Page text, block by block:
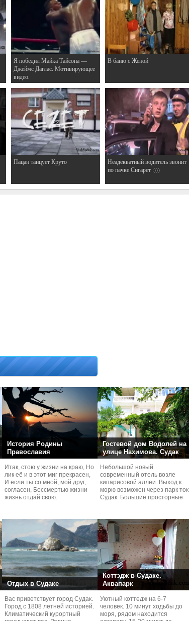
Я победил Майка Тайсона —
Джеймс Даглас. Мотивирующее
видео.
В баню с Женой
Пацан танцует Круто
Неадекватный водитель звонит
по пачке Сигарет :)))
История Родины
Православия
Итак, стою у жизни на краю, Но
лик её и в этот миг прекрасен,
И если ты со мной, мой друг,
согласен, Бессмертью жизни
жизнь отдай свою.
Гостевой дом Водолей на
улице Нахимова. Судак
Небольшой новый
современный отель возле
кипарисовой аллеи. Выход к
морю возможен через парк ток
Судaк. Большие просторные
Отдых в Судаке
Вас приветствует город Судак.
Город с 1808 летней историей.
Климатический курортный
Коттэдж в Судаке.
Аквапарк
Уютный коттедж на 6-7
человек. 10 минут ходьбы до
моря, рядом находится